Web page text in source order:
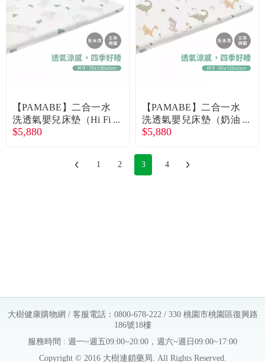
【PAMABE】二合一水
洗透氣嬰兒床墊（Hi Fi
ve北極熊）70x130x5cm
$5,880
【PAMABE】二合一水
洗透氣嬰兒床墊（奶油
恐龍）70x130x5cm 廠
$5,880
1 2 3 4
大樹健康購物網 / 客服電話：0800-678-222 / 330 桃園市桃園區復興路
186號18樓
服務時間 : 週一~週五09:00~20:00，週六~週日09:00~17:00
Copyright © 2016 大樹連鎖藥局. All Rights Reserved.